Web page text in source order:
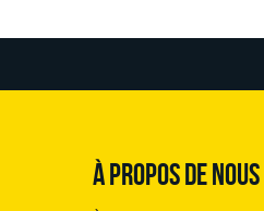
À PROPOS DE NOUS